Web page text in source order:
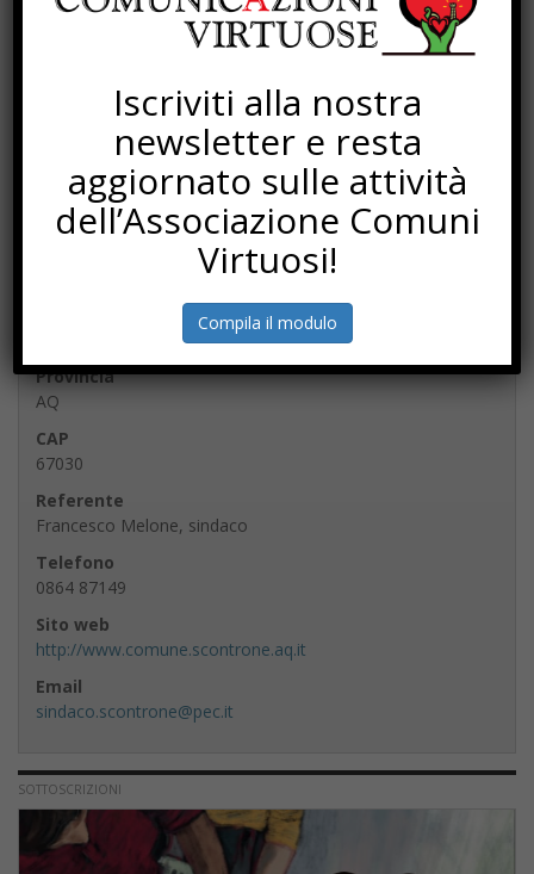
+
Leaflet | © OpenStreetMap
Provincia
AQ
CAP
67030
Referente
Francesco Melone, sindaco
Telefono
0864 87149
Sito web
http://www.comune.scontrone.aq.it
Email
sindaco.scontrone@pec.it
SOTTOSCRIZIONI
Iscriviti alla nostra
newsletter e resta
aggiornato sulle attività
dell’Associazione Comuni
Virtuosi!
Compila il modulo